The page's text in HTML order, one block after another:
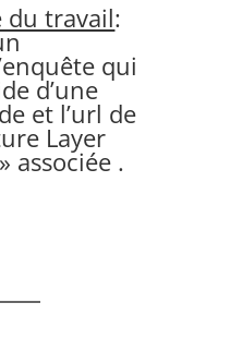
du travail:
qui
d’une
et l’url de
Layer
associée .